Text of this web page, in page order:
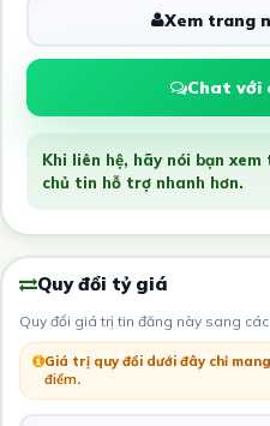
Xem trang
Chat với
Khi liên hệ, hãy nói bạn
chủ tin hỗ trợ nhanh hơn.
Quy đổi tỷ giá
Quy đổi giá trị tin đăng này sang
Giá trị quy đổi dưới đây chỉ
điểm.